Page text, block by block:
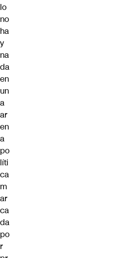
lo
no
ha
y
na
da
en
un
a
ar
en
a
po
líti
ca
m
ar
ca
da
po
r